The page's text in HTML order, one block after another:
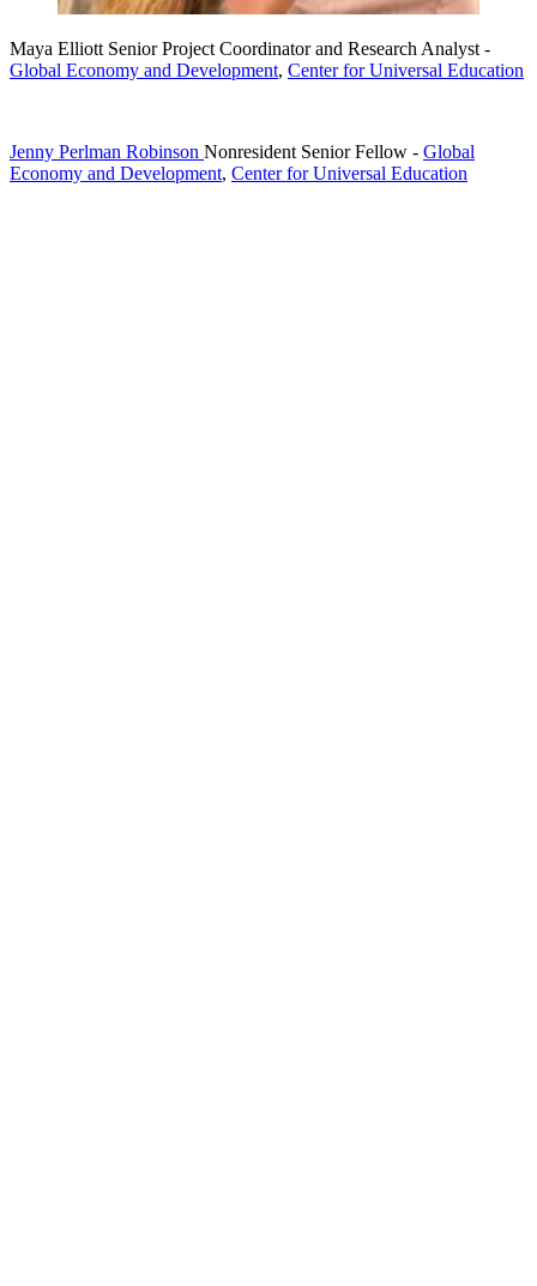
Maya Elliott Senior Project Coordinator and Research Analyst -
Global Economy and Development, Center for Universal Education
Jenny Perlman Robinson Nonresident Senior Fellow - Global
Economy and Development, Center for Universal Education